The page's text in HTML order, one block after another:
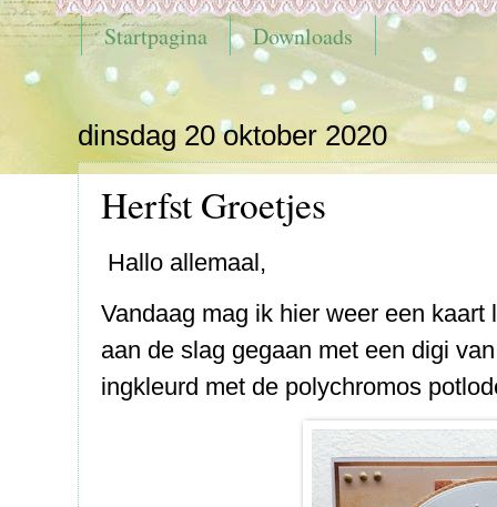
Startpagina Downloads
dinsdag 20 oktober 2020
Herfst Groetjes
Hallo allemaal,
Vandaag mag ik hier weer een
aan de slag gegaan met een digi
ingkleurd met de polychromos